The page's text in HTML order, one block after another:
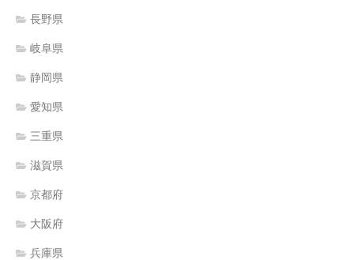
長野県
岐阜県
静岡県
愛知県
三重県
滋賀県
京都府
大阪府
兵庫県